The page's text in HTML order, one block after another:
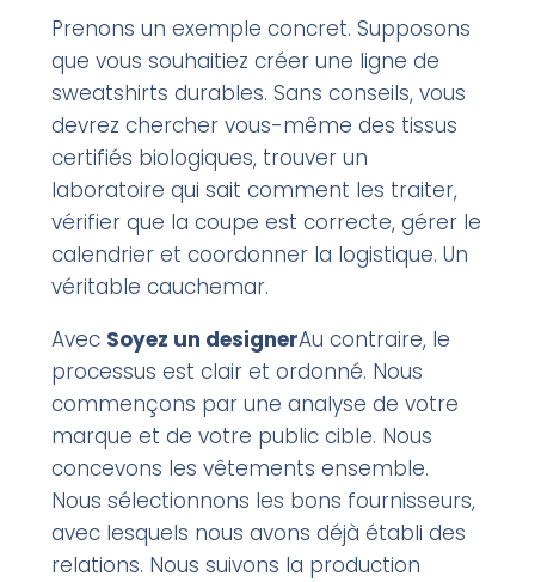
Prenons un exemple concret. Supposons
que vous souhaitiez créer une ligne de
sweatshirts durables. Sans conseils, vous
devrez chercher vous-même des tissus
certifiés biologiques, trouver un
laboratoire qui sait comment les traiter,
vérifier que la coupe est correcte, gérer le
calendrier et coordonner la logistique. Un
véritable cauchemar.
Avec Soyez un designerAu contraire, le
processus est clair et ordonné. Nous
commençons par une analyse de votre
marque et de votre public cible. Nous
concevons les vêtements ensemble.
Nous sélectionnons les bons fournisseurs,
avec lesquels nous avons déjà établi des
relations. Nous suivons la production